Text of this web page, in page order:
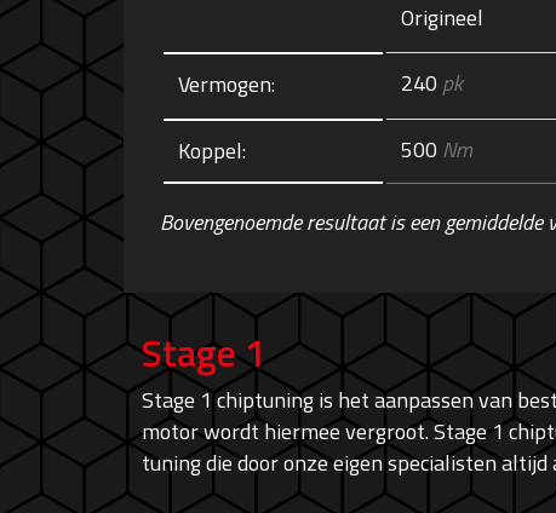
Origineel
Vermogen: 240 pk
Koppel: 500 Nm
Bovengenoemde resultaat is een gemiddelde
Stage 1
Stage 1 chiptuning is het aanpassen van
motor wordt hiermee vergroot. Stage 1
tuning die door onze eigen specialisten